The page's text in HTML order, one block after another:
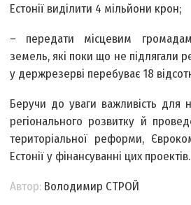
Естонії виділити 4 мільйони крон;
– передати місцевим
земель, які поки що не підлягали
у держрезерві перебуває 18
Беручи до уваги важливість для
регіонального розвитку й
територіальної реформи,
Естонії у фінансуванні цих проектів.
Автор: Володимир СТРОЙ